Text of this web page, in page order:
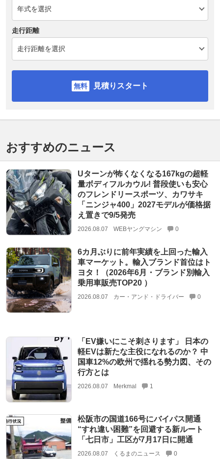
走行距離
見積りスタート
おすすめのニュース
Uターンが怖くなくなる167kgの超軽
量ボディフルカウル! 普段使いも安心
のフレンドリースポーツ、カワサキ
「ニンジャ400」2027モデルが価格据
え置きで9/5発売
2026.08.07 WEBヤングマシン 0
6カ月ぶりに前年実績を上回った輸入
車マーケット。輸入ブランド首位はト
ヨタ！（2026年6月・ブランド別輸入
乗用車販売TOP20 ）
2026.08.07 カー・アンド・ドライバー 0
「EV嫌いにこそ刺さります」 日本の
軽EVは新たな主役になれるのか？ 中
国車12%の欧州で揺れる勢力図、その
行方とは
2026.08.07 Merkmal 1
松阪市の国道166号にバイパス開通
“すれ違い困難”を回避する新ルート
「七日市」工区が7月17日に開通
2026.08.07 くるまのニュース 0